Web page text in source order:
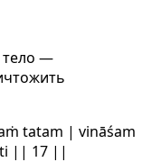
тело —
tatam | vināśam
|| 17 ||